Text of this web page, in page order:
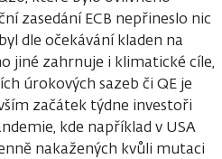
zasedání ECB nepřineslo nic
dle očekávání kladen na
jiné zahrnuje i klimatické cíle,
úrokových sazeb či QE je
začátek týdne investoři
kde například v USA
nakažených kvůli mutaci